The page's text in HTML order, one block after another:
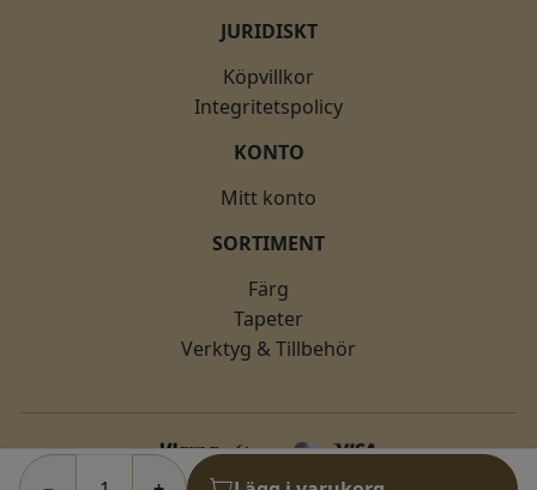
JURIDISKT
Köpvillkor
Integritetspolicy
KONTO
Mitt konto
SORTIMENT
Färg
Tapeter
Verktyg & Tillbehör